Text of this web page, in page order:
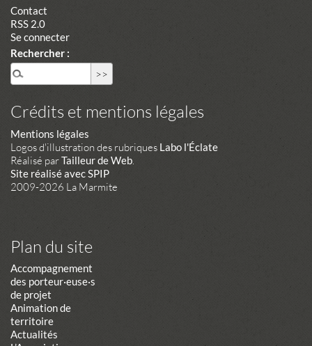
Contact
RSS 2.0
Se connecter
Rechercher :
Crédits et mentions légales
Mentions légales
Logos d'illustration des rubriques Labo l'Éclate
Réalisé parTailleur de Web
Site réalisé avec SPIP
2009-2026 La Marmite
Plan du site
Accompagnement
des porteur·euse·s
de projet
Animation de
territoire
Actualités